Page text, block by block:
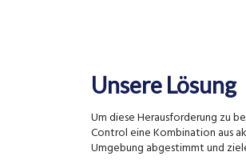
Unsere Lösung
Um diese Herausforderung zu
Control eine Kombination aus
Umgebung abgestimmt und